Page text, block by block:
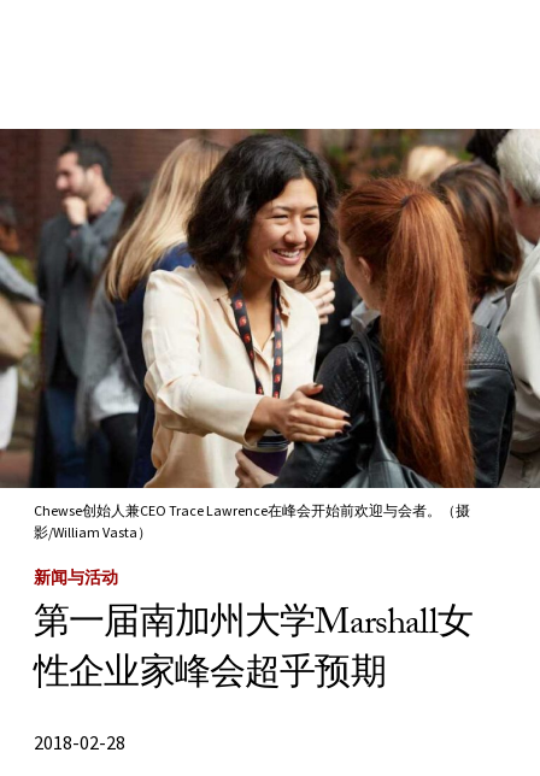
Skip to Content
Chewse创始人兼CEO Trace Lawrence在峰会开始前欢迎与会者。（摄
影/William Vasta）
新闻与活动
第一届南加州大学Marshall女
性企业家峰会超乎预期
2018-02-28